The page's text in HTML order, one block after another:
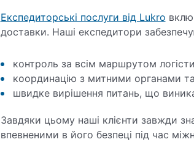
Експедиторські послуги від Lukro
доставки. Наші експедитори
контроль за всім маршрутом
координацію з митними органами
швидке вирішення питань, що
Завдяки цьому наші клієнти завжди
впевненими в його безпеці під час